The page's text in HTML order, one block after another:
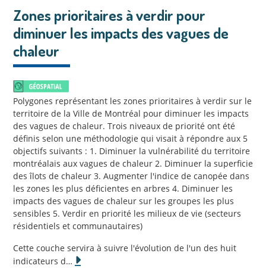
Zones prioritaires à verdir pour
diminuer les impacts des vagues de
chaleur
Polygones représentant les zones prioritaires à verdir sur le
territoire de la Ville de Montréal pour diminuer les impacts
des vagues de chaleur. Trois niveaux de priorité ont été
définis selon une méthodologie qui visait à répondre aux 5
objectifs suivants : 1. Diminuer la vulnérabilité du territoire
montréalais aux vagues de chaleur 2. Diminuer la superficie
des îlots de chaleur 3. Augmenter l'indice de canopée dans
les zones les plus déficientes en arbres 4. Diminuer les
impacts des vagues de chaleur sur les groupes les plus
sensibles 5. Verdir en priorité les milieux de vie (secteurs
résidentiels et communautaires)
Cette couche servira à suivre l'évolution de l'un des huit
indicateurs d…